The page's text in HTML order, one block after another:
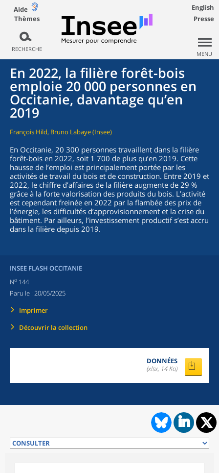
Aide
Thèmes
RECHERCHE
English
Presse
MENU
En 2022, la filière forêt-bois
emploie 20 000 personnes en
Occitanie, davantage qu’en
2019
François Hild, Bruno Labaye (Insee)
En Occitanie, 20 300 personnes travaillent dans la filière
forêt-bois en 2022, soit 1 700 de plus qu’en 2019. Cette
hausse de l’emploi est principalement portée par les
activités de travail du bois et de construction. Entre 2019 et
2022, le chiffre d’affaires de la filière augmente de 29 %
grâce à la forte valorisation des produits du bois. L’activité
est cependant freinée en 2022 par la flambée des prix de
l’énergie, les difficultés d’approvisionnement et la crise du
bâtiment. Par ailleurs, l’investissement productif s’est accru
dans la filière depuis 2019.
INSEE FLASH OCCITANIE
No 144
Paru le : 20/05/2025
Imprimer
Découvrir la collection
DONNÉES
(xlsx, 14 Ko)